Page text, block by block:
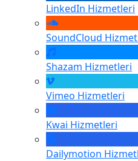
LinkedIn Hizmetleri
SoundCloud
Shazam Hizmetleri
Vimeo Hizmetleri
Kwai Hizmetleri
Dailymotion